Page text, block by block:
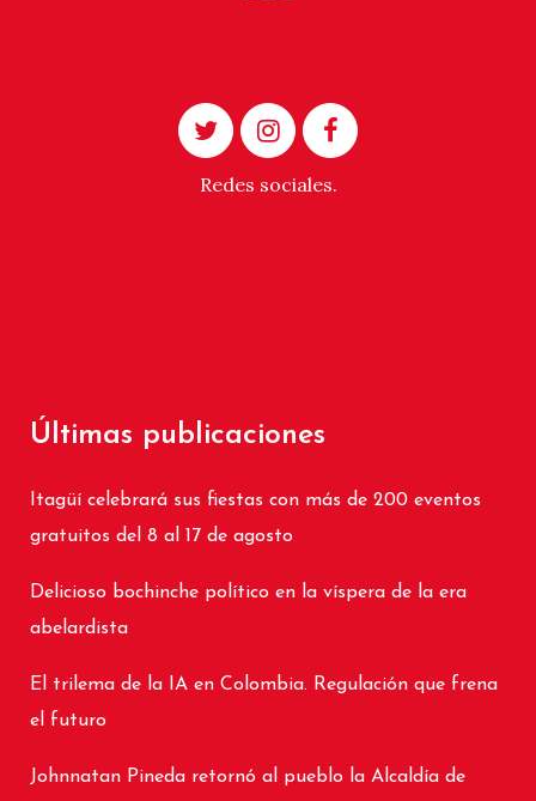
Redes sociales.
Últimas publicaciones
Itagüí celebrará sus fiestas con más de 200 eventos
gratuitos del 8 al 17 de agosto
Delicioso bochinche político en la víspera de la era
abelardista
El trilema de la IA en Colombia. Regulación que frena
el futuro
Johnnatan Pineda retornó al pueblo la Alcaldía de